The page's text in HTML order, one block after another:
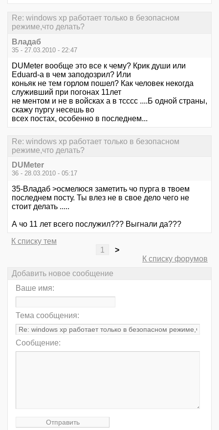
Re: windows xp работает только в безопасном
режиме,что делать?
Владаб
35 - 27.03.2010 - 22:47
DUMeter вообще это все к чему? Крик души или
Eduard-а в чем заподозрил? Или
коньяк не тем горлом пошел? Как человек некогда
служивший при погонах 11лет
не ментом и не в войсках а в тсссс ....Б одной страны,
скажу пургу несешь во
всех постах, особенно в последнем...
Re: windows xp работает только в безопасном
режиме,что делать?
DUMeter
36 - 28.03.2010 - 05:17
35-Владаб >осмелюся заметить чо пурга в твоем
последнем посту. Ты влез не в свое дело чего не
стоит делать .....
А чо 11 лет всего послужил??? Выгнали да???
К списку тем
1
>
К списку форумов
Добавить новое сообщение
Ваше имя:
Тема сообщения:
Сообщение: